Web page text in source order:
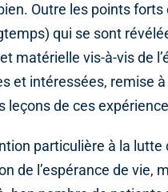
Outre les points
qui se sont
matérielle vis-à-vis de
et intéressées, remise
leçons de ces
particulière à la
de l’espérance de vie,